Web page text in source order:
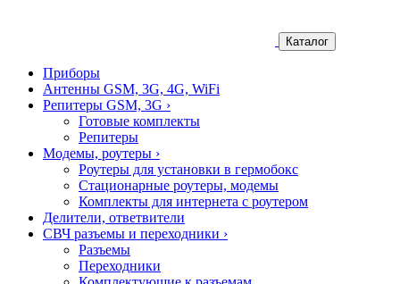
Каталог
Приборы
Антенны GSM, 3G, 4G, WiFi
Репитеры GSM, 3G ›
Готовые комплекты
Репитеры
Модемы, роутеры ›
Роутеры для установки в гермобокс
Стационарные роутеры, модемы
Комплекты для интернета с роутером
Делители, ответвители
СВЧ разъемы и переходники ›
Разъемы
Переходники